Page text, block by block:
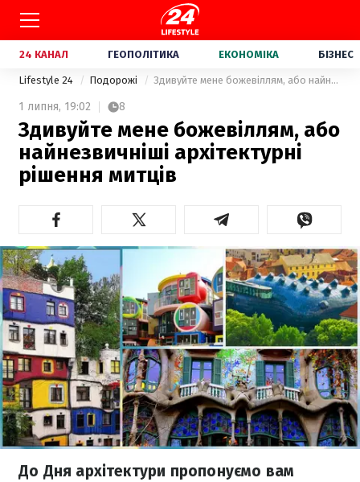
24 КАНАЛ ГЕОПОЛІТИКА ЕКОНОМІКА БІЗНЕС
Lifestyle 24 Подорожі Здивуйте мене божевіллям, або найнезвичніші архітектурні рішення митців
1 липня, 19:02 8
Здивуйте мене божевіллям, або
найнезвичніші архітектурні
рішення митців
До Дня архітектури пропонуємо вам